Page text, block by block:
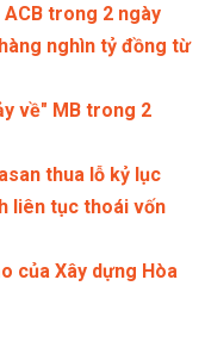
trong 2 ngày
nghìn tỷ đồng từ
về" MB trong 2
thua lỗ kỷ lục
liên tục thoái vốn
của Xây dựng Hòa